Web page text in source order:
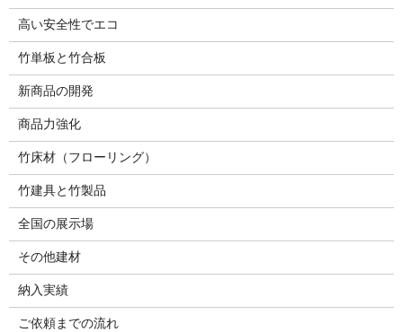
高い安全性でエコ
竹単板と竹合板
新商品の開発
商品力強化
竹床材（フローリング）
竹建具と竹製品
全国の展示場
その他建材
納入実績
ご依頼までの流れ